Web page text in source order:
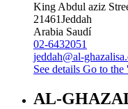
King Abdul aziz
21461Jeddah
Arabia Saudí
02-6432051
jeddah@al-
See details Go to
AL-